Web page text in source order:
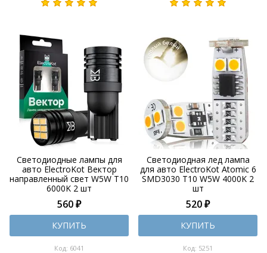
Светодиодные лампы для
авто ElectroKot Вектор
направленный свет W5W T10
6000K 2 шт
560 ₽
КУПИТЬ
Код: 6041
Светодиодная лед лампа
для авто ElectroKot Atomic 6
SMD3030 T10 W5W 4000K 2
шт
520 ₽
КУПИТЬ
Код: 5251